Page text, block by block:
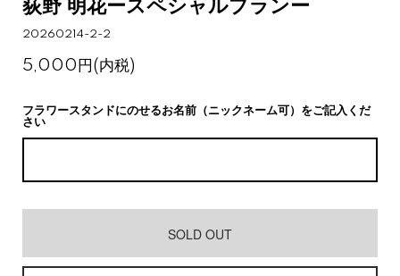
荻野 明花ースペシャルプランー
20260214-2-2
5,000円(内税)
フラワースタンドにのせるお名前（ニックネーム可）をご記入くだ
さい
SOLD OUT